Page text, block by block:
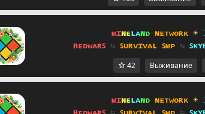
ᴍɪɴᴇʟᴀɴᴅ ɴᴇᴛᴡᴏʀᴋ ☀
ʙᴇᴅᴡᴀʀꜱ ⇆ ꜱᴜʀᴠɪᴠᴀʟ ꜱᴍᴘ ⇆
42 Выживание
ᴍɪɴᴇʟᴀɴᴅ ɴᴇᴛᴡᴏʀᴋ ☀